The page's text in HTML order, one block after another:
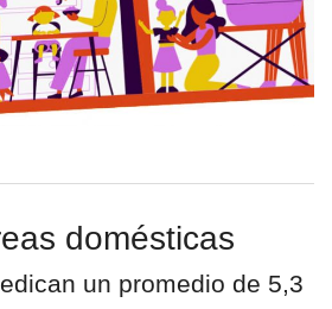
domésticas
un promedio de 5,3